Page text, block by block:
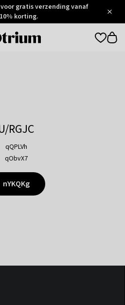
voor gratis verzending vanaf
korting.
Otrium
RGJC
qQPLVh
qObvX7
nYKQKg